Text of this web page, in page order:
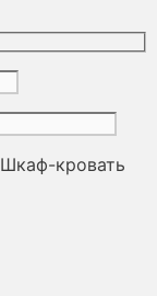
Шкаф-кровать